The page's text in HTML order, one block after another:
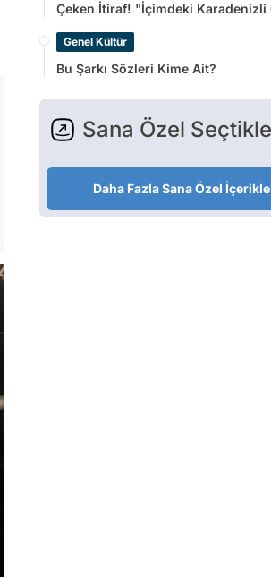
Çeken İtiraf! "İçimdeki Karadenizli
Genel Kültür
Bu Şarkı Sözleri Kime Ait?
Sana Özel
Daha Fazla Sana Özel